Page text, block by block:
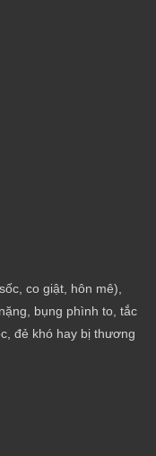
co giật, hôn mê),
bụng phình to, tắc
đẻ khó hay bị thương